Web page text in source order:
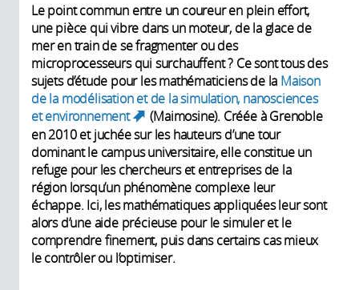
Le point commun entre un coureur en plein effort,
une pièce qui vibre dans un moteur, de la glace de
mer en train de se fragmenter ou des
microprocesseurs qui surchauffent ? Ce sont tous des
sujets d’étude pour les mathématiciens de la Maison
de la modélisation et de la simulation, nanosciences
et environnement
(link is external)
(Maimosine). Créée à Grenoble
en 2010 et juchée sur les hauteurs d’une tour
dominant le campus universitaire, elle constitue un
refuge pour les chercheurs et entreprises de la
région lorsqu’un phénomène complexe leur
échappe. Ici, les mathématiques appliquées leur sont
alors d’une aide précieuse pour le simuler et le
comprendre finement, puis dans certains cas mieux
le contrôler ou l’optimiser.